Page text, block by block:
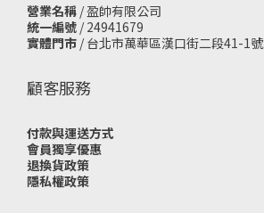
營業名稱 / 盈帥有限公司
統一編號 / 24941679
實體門市 / 台北市萬華區漢口街二段41-1號
顧客服務
付款與運送方式
會員獨享優惠
退換貨政策
隱私權政策